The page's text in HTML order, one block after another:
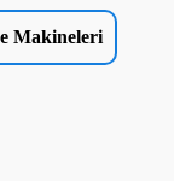
Makineleri